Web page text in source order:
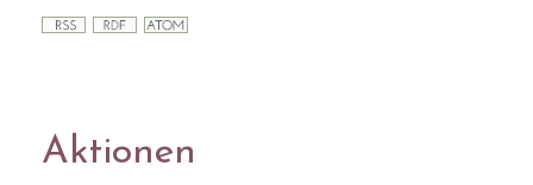
Aktionen